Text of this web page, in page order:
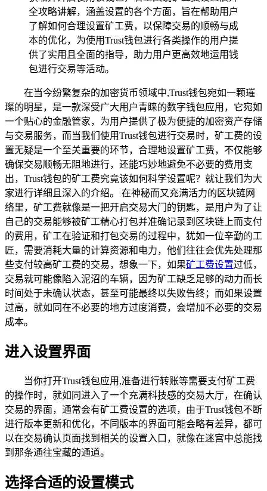
全攻略讲解，涵盖设置的各个方面，旨在帮助用户
了解如何合理设置矿工费，以保障交易的顺畅与成
本的优化，为使用Trust钱包进行各类操作的用户提
供了实用且全面的指导，助力用户更高效地运用钱
包进行交易等活动。
在当今纷繁复杂的加密货币领域中,Trust钱包宛如一颗璀
璨的明星，是一款深受广大用户青睐的数字钱包应用，它宛如
一个贴心的金融管家，为用户提供了极为便捷的加密资产存储
与交易服务，而当我们使用Trust钱包进行交易时，矿工费的设
置无疑是一个至关重要的环节，合理地设置矿工费，不仅能够
确保交易顺畅无阻地进行，还能巧妙地避免不必要的费用支
出，Trust钱包的矿工费究竟该如何科学设置呢？就让我们为大
家进行详细且深入的介绍。 在神秘而又充满活力的区块链网
络里，矿工费就像是一把开启交易大门的钥匙，是用户为了让
自己的交易能够被矿工精心打包并准确记录到区块链上而支付
的费用，矿工在验证和打包交易的过程中，犹如一位辛勤的工
匠，需要消耗大量的计算资源和电力，他们往往会优先处理那
些支付较高矿工费的交易，想象一下，如果矿工费设置过低，
交易就可能像陷入泥沼的车辆，因为矿工缺乏足够的动力而长
时间处于未确认状态，甚至可能最终以失败告终；而如果设置
过高，就如同在不必要的地方过度消费，会增加不必要的交易
成本。
进入设置界面
当你打开Trust钱包应用,准备进行转账等需要支付矿工费
的操作时，就如同进入了一个充满科技感的交易大厅，在确认
交易的界面，通常会有矿工费设置的选项，由于Trust钱包不断
进行版本更新和优化，不同版本的界面可能会略有差异，都可
以在交易确认页面找到相关的设置入口，就像在迷宫中总能找
到那条通往宝藏的通道。
选择合适的设置模式